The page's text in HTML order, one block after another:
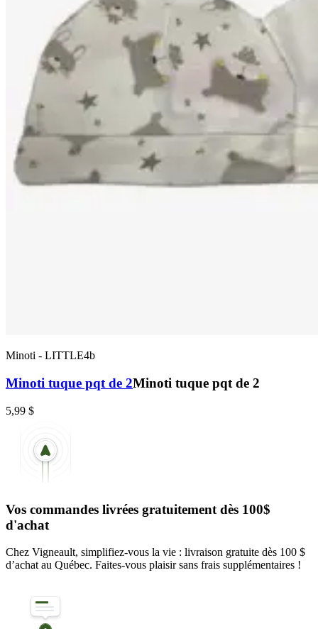
Minoti - LITTLE4b
Minoti tuque pqt de 2Minoti tuque pqt de 2
5,99 $
Vos commandes livrées gratuitement dès 100$
d'achat
Chez Vigneault, simplifiez-vous la vie : livraison gratuite dès 100 $
d’achat au Québec. Faites-vous plaisir sans frais supplémentaires !